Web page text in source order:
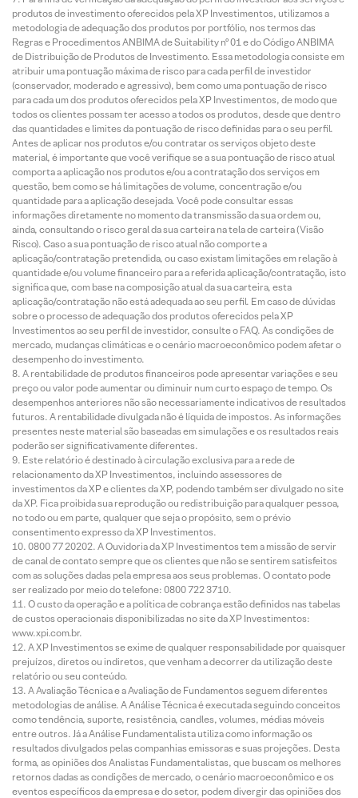
produtos de investimento oferecidos pela XP Investimentos, utilizamos a
metodologia de adequação dos produtos por portfólio, nos termos das
Regras e Procedimentos ANBIMA de Suitability nº 01 e do Código ANBIMA
de Distribuição de Produtos de Investimento. Essa metodologia consiste em
atribuir uma pontuação máxima de risco para cada perfil de investidor
(conservador, moderado e agressivo), bem como uma pontuação de risco
para cada um dos produtos oferecidos pela XP Investimentos, de modo que
todos os clientes possam ter acesso a todos os produtos, desde que dentro
das quantidades e limites da pontuação de risco definidas para o seu perfil.
Antes de aplicar nos produtos e/ou contratar os serviços objeto deste
material, é importante que você verifique se a sua pontuação de risco atual
comporta a aplicação nos produtos e/ou a contratação dos serviços em
questão, bem como se há limitações de volume, concentração e/ou
quantidade para a aplicação desejada. Você pode consultar essas
informações diretamente no momento da transmissão da sua ordem ou,
ainda, consultando o risco geral da sua carteira na tela de carteira (Visão
Risco). Caso a sua pontuação de risco atual não comporte a
aplicação/contratação pretendida, ou caso existam limitações em relação à
quantidade e/ou volume financeiro para a referida aplicação/contratação, isto
significa que, com base na composição atual da sua carteira, esta
aplicação/contratação não está adequada ao seu perfil. Em caso de dúvidas
sobre o processo de adequação dos produtos oferecidos pela XP
Investimentos ao seu perfil de investidor, consulte o FAQ. As condições de
mercado, mudanças climáticas e o cenário macroeconômico podem afetar o
desempenho do investimento.
A rentabilidade de produtos financeiros pode apresentar variações e seu
preço ou valor pode aumentar ou diminuir num curto espaço de tempo. Os
desempenhos anteriores não são necessariamente indicativos de resultados
futuros. A rentabilidade divulgada não é líquida de impostos. As informações
presentes neste material são baseadas em simulações e os resultados reais
poderão ser significativamente diferentes.
Este relatório é destinado à circulação exclusiva para a rede de
relacionamento da XP Investimentos, incluindo assessores de
investimentos da XP e clientes da XP, podendo também ser divulgado no site
da XP. Fica proibida sua reprodução ou redistribuição para qualquer pessoa,
no todo ou em parte, qualquer que seja o propósito, sem o prévio
consentimento expresso da XP Investimentos.
0800 77 20202. A Ouvidoria da XP Investimentos tem a missão de servir
de canal de contato sempre que os clientes que não se sentirem satisfeitos
com as soluções dadas pela empresa aos seus problemas. O contato pode
ser realizado por meio do telefone: 0800 722 3710.
O custo da operação e a política de cobrança estão definidos nas tabelas
de custos operacionais disponibilizadas no site da XP Investimentos:
www.xpi.com.br.
A XP Investimentos se exime de qualquer responsabilidade por quaisquer
prejuízos, diretos ou indiretos, que venham a decorrer da utilização deste
relatório ou seu conteúdo.
A Avaliação Técnica e a Avaliação de Fundamentos seguem diferentes
metodologias de análise. A Análise Técnica é executada seguindo conceitos
como tendência, suporte, resistência, candles, volumes, médias móveis
entre outros. Já a Análise Fundamentalista utiliza como informação os
resultados divulgados pelas companhias emissoras e suas projeções. Desta
forma, as opiniões dos Analistas Fundamentalistas, que buscam os melhores
retornos dadas as condições de mercado, o cenário macroeconômico e os
eventos específicos da empresa e do setor, podem divergir das opiniões dos